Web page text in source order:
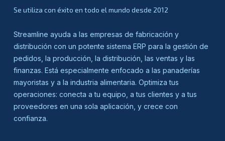
Se utiliza con éxito en todo el mundo desde 2012
Streamline ayuda a las empresas de fabricación y
distribución con un potente sistema ERP para la gestión de
pedidos, la producción, la distribución, las ventas y las
finanzas. Está especialmente enfocado a las panaderías
mayoristas y a la industria alimentaria. Optimiza tus
operaciones: conecta a tu equipo, a tus clientes y a tus
proveedores en una sola aplicación, y crece con
confianza.